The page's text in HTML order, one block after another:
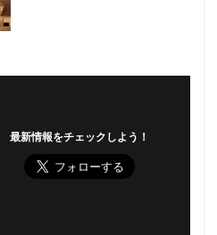
最新情報をチェックしよう！